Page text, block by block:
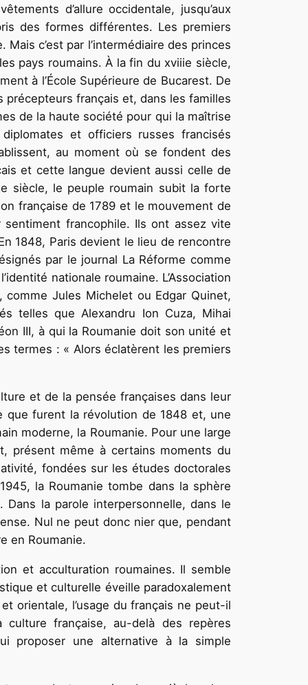
d’allure occidentale, jusqu’aux
des formes différentes. Les premiers
c’est par l’intermédiaire des princes
pays roumains. À la fin du xviiie siècle,
à l’École Supérieure de Bucarest. De
français et, dans les familles
de la haute société pour qui la maîtrise
et officiers russes francisés
au moment où se fondent des
et cette langue devient aussi celle de
siècle, le peuple roumain subit la forte
française de 1789 et le mouvement de
francophile. Ils ont assez vite
1848, Paris devient le lieu de rencontre
par le journal La Réforme comme
nationale roumaine. L’Association
Jules Michelet ou Edgar Quinet,
telles que Alexandru Ion Cuza, Mihai
III, à qui la Roumanie doit son unité et
termes : « Alors éclatèrent les premiers
et de la pensée françaises dans leur
que furent la révolution de 1848 et, une
moderne, la Roumanie. Pour une large
présent même à certains moments du
fondées sur les études doctorales
la Roumanie tombe dans la sphère
Dans la parole interpersonnelle, dans le
Nul ne peut donc nier que, pendant
en Roumanie.
et acculturation roumaines. Il semble
et culturelle éveille paradoxalement
orientale, l’usage du français ne peut-il
française, au-delà des repères
proposer une alternative à la simple